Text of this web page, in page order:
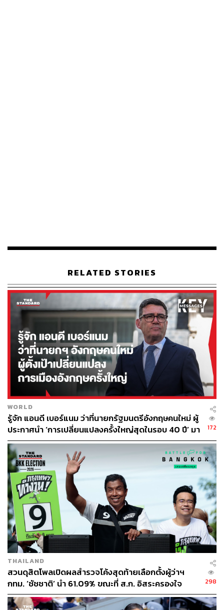
RELATED STORIES
WORLD
รู้จัก แอนดี เบอร์แนม ว่าที่นายกรัฐมนตรีอังกฤษคนใหม่ ผู้
ประกาศนำ ‘การเปลี่ยนแปลงครั้งใหญ่สุดในรอบ 40 ปี’ มา
สู่การเมืองอังกฤษ
172
THAILAND
สวนดุสิตโพลเปิดผลสำรวจโค้งสุดท้ายเลือกตั้งผู้ว่าฯ
กทม. ‘ชัชชาติ’ นำ 61.09% ขณะที่ ส.ก. อิสระครองใจ
อันดับหนึ่ง
298